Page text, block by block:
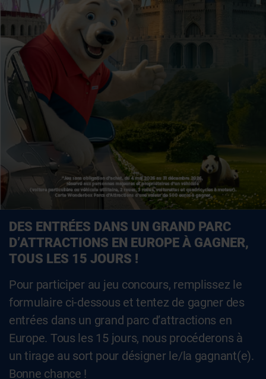
DES ENTRÉES DANS UN GRAND PARC
D’ATTRACTIONS EN EUROPE À GAGNER,
TOUS LES 15 JOURS !
Pour participer au jeu concours, remplissez le
formulaire ci-dessous et tentez de gagner des
entrées dans un grand parc d’attractions en
Europe. Tous les 15 jours, nous procéderons à
un tirage au sort pour désigner le/la gagnant(e).
Bonne chance !